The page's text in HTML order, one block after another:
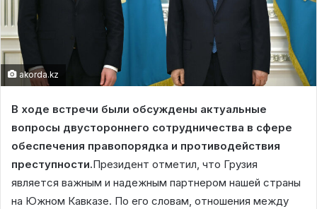
akorda.kz
В ходе встречи были обсуждены актуальные
вопросы двустороннего сотрудничества в сфере
обеспечения правопорядка и противодействия
преступности.Президент отметил, что Грузия
является важным и надежным партнером нашей страны
на Южном Кавказе. По его словам, отношения между